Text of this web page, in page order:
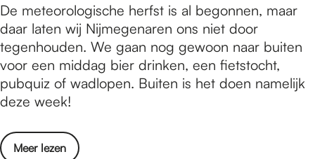
o
b
e
r
2
0
0
t
/
m
2
0
s
p
i
j
m
e
g
e
-
1
W
a
t
i
s
e
t
e
De meteorologische herfst is al begonnen, maar
daar laten wij Nijmegenaren ons niet door
tegenhouden. We gaan nog gewoon naar buiten
voor een middag bier drinken, een fietstocht,
pubquiz of wadlopen. Buiten is het doen namelijk
deze week!
Meer lezen
o